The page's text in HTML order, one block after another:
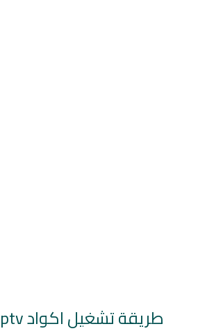
طريقة تشغيل اكواد iptv اكستريم Xtream codes iptv